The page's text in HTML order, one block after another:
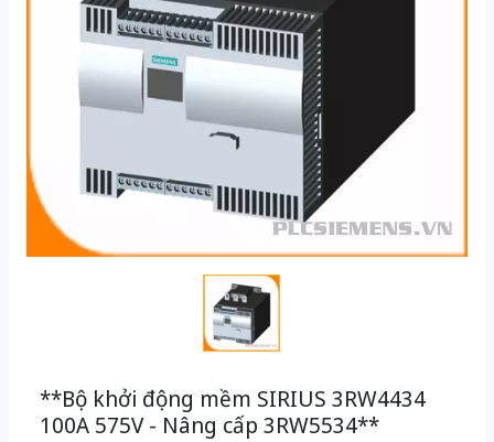
**Bộ khởi động mềm SIRIUS 3RW4434
100A 575V - Nâng cấp 3RW5534**